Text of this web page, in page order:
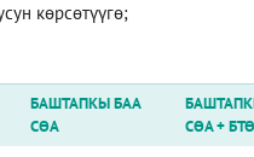
көрсөтүүгө;
БАШТАПКЫ БАА
СӨА
СӨА+